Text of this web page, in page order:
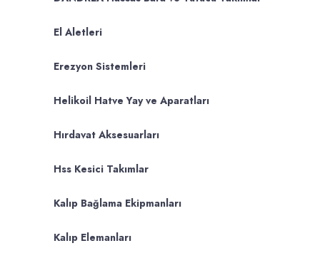
El Aletleri
Erezyon Sistemleri
Helikoil Hatve Yay ve Aparatları
Hırdavat Aksesuarları
Hss Kesici Takımlar
Kalıp Bağlama Ekipmanları
Kalıp Elemanları